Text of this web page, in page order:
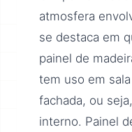
atmosfera
se destaca em
painel de
tem uso em
fachada, ou
interno. Painel